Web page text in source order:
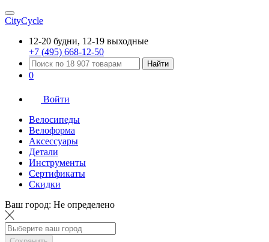
CityCycle
12-20 будни, 12-19 выходные
+7 (495) 668-12-50
Найти
0
Войти
Велосипеды
Велоформа
Аксессуары
Детали
Инструменты
Сертификаты
Скидки
Ваш город: Не определено